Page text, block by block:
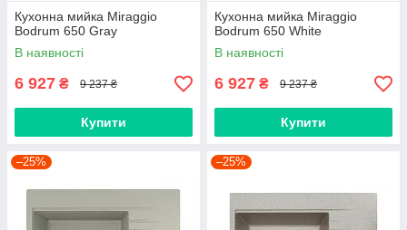
Кухонна мийка Miraggio
Bodrum 650 Gray
В наявності
6 927 ₴ 9 237 ₴
Купити
Кухонна мийка Miraggio
Bodrum 650 White
В наявності
6 927 ₴ 9 237 ₴
Купити
–25% –25%